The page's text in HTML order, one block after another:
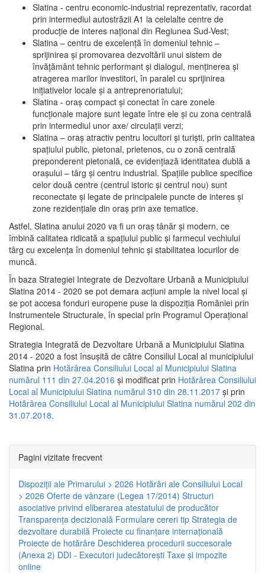
Slatina - centru economic-industrial reprezentativ, racordat
prin intermediul autostrăzii A1 la celelalte centre de
producţie de interes naţional din Regiunea Sud-Vest;
Slatina – centru de excelenţă în domeniul tehnic –
sprijinirea şi promovarea dezvoltării unui sistem de
învăţământ tehnic performant şi dialogul, menţinerea şi
atragerea marilor investitori, în paralel cu sprijinirea
iniţiativelor locale şi a antreprenoriatului;
Slatina - oraş compact şi conectat în care zonele
funcţionale majore sunt legate între ele şi cu zona centrală
prin intermediul unor axe/ circulații verzi;
Slatina – oraş atractiv pentru locuitori şi turişti, prin calitatea
spaţiului public, pietonal, prietenos, cu o zonă centrală
preponderent pietonală, ce evidenţiază identitatea dublă a
oraşului – târg şi centru industrial. Spaţiile publice specifice
celor două centre (centrul istoric şi centrul nou) sunt
reconectate şi legate de principalele puncte de interes şi
zone rezidenţiale din oraş prin axe tematice.
Astfel, Slatina anului 2020 va fi un oraş tânăr şi modern, ce
îmbină calitatea ridicată a spaţiului public şi farmecul vechiului
târg cu excelenţa în domeniul tehnic şi stabilitatea locurilor de
muncă.
În baza Strategiei Integrate de Dezvoltare Urbană a Municipiului
Slatina 2014 - 2020 se pot demara acţiuni ample la nivel local şi
se pot accesa fonduri europene puse la dispoziţia României prin
Instrumentele Structurale, în special prin Programul Operațional
Regional.
Strategia Integrată de Dezvoltare Urbană a Municipiului Slatina
2014 - 2020 a fost însuşită de către Consiliul Local al municipiului
Slatina prin Hotărârea Consiliului Local al Municipiului Slatina
numărul 111 din 27.04.2016 și modificat prin Hotărârea Consiliului
Local al Municipiului Slatina numărul 310 din 28.11.2017 și prin
Hotărârea Consiliului Local al Municipiului Slatina numărul 202 din
31.07.2018.
Pagini vizitate frecvent
Dispoziţii ale Primarului > 2026 Hotărâri ale Consiliului Local
> 2026 Oferte de vânzare (Legea 17/2014) Structuri
asociative privind eliberarea atestatului de producător
Transparenţa decizională Formulare cereri tip Strategia de
dezvoltare durabilă Proiecte cu finanţare internaţională
Proiecte de hotărâre Deschiderea procedurii succesorale
(Anexa 2) DDI - Executori judecătorești Taxe şi impozite
online